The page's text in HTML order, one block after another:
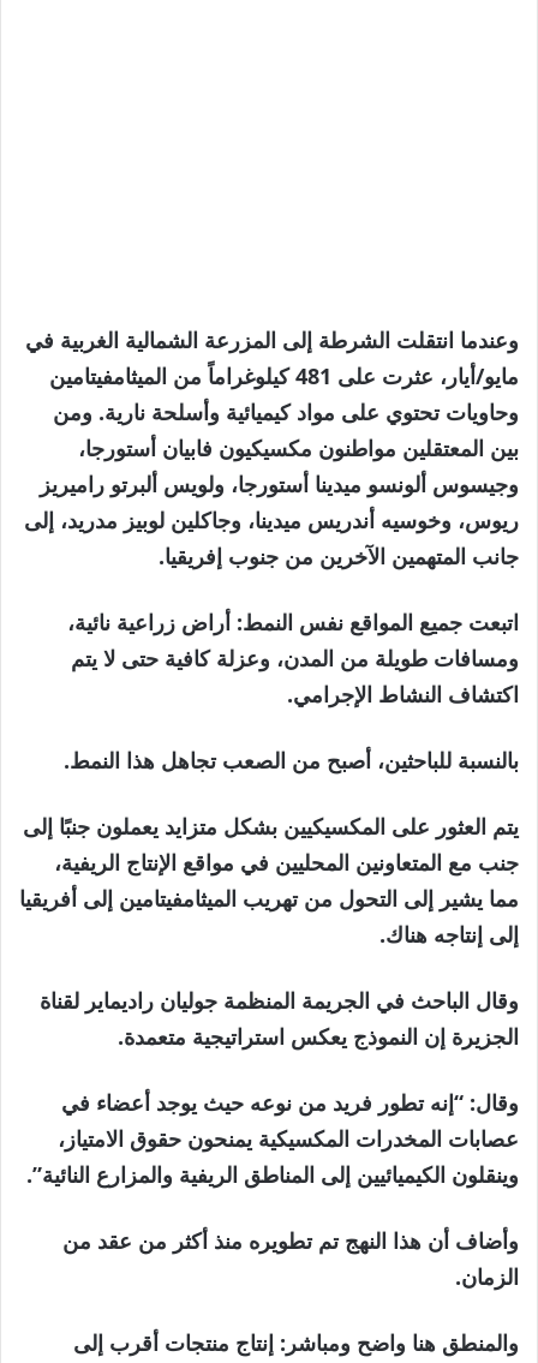
وعندما انتقلت الشرطة إلى المزرعة الشمالية الغربية في
مايو/أيار، عثرت على 481 كيلوغراماً من الميثامفيتامين
وحاويات تحتوي على مواد كيميائية وأسلحة نارية. ومن
بين المعتقلين مواطنون مكسيكيون فابيان أستورجا،
وجيسوس ألونسو ميدينا أستورجا، ولويس ألبرتو راميريز
ريوس، وخوسيه أندريس ميدينا، وجاكلين لوبيز مدريد، إلى
جانب المتهمين الآخرين من جنوب إفريقيا.
اتبعت جميع المواقع نفس النمط: أراض زراعية نائية،
ومسافات طويلة من المدن، وعزلة كافية حتى لا يتم
اكتشاف النشاط الإجرامي.
بالنسبة للباحثين، أصبح من الصعب تجاهل هذا النمط.
يتم العثور على المكسيكيين بشكل متزايد يعملون جنبًا إلى
جنب مع المتعاونين المحليين في مواقع الإنتاج الريفية،
مما يشير إلى التحول من تهريب الميثامفيتامين إلى أفريقيا
إلى إنتاجه هناك.
وقال الباحث في الجريمة المنظمة جوليان راديماير لقناة
الجزيرة إن النموذج يعكس استراتيجية متعمدة.
وقال: “إنه تطور فريد من نوعه حيث يوجد أعضاء في
عصابات المخدرات المكسيكية يمنحون حقوق الامتياز،
وينقلون الكيميائيين إلى المناطق الريفية والمزارع النائية”.
وأضاف أن هذا النهج تم تطويره منذ أكثر من عقد من
الزمان.
والمنطق هنا واضح ومباشر: إنتاج منتجات أقرب إلى